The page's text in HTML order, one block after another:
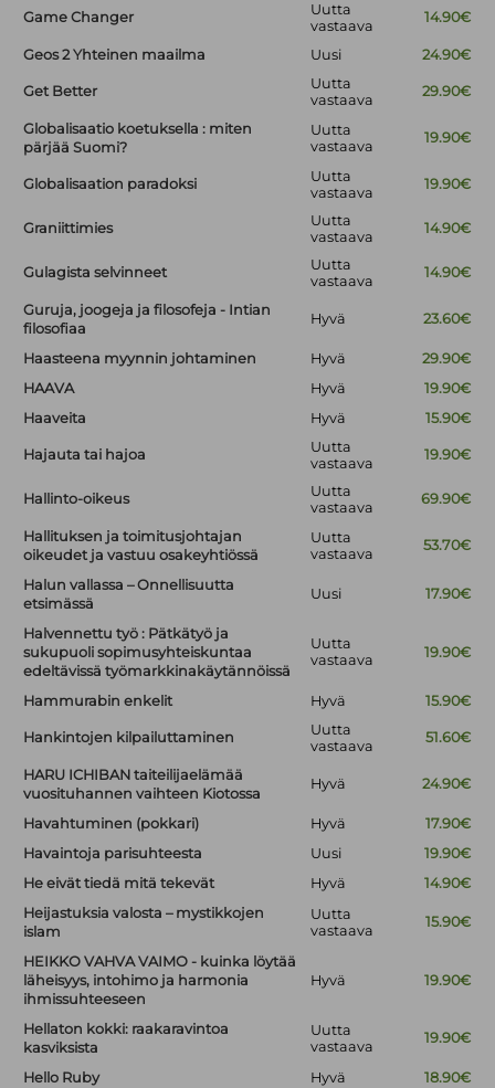
Game Changer
Uutta
vastaava
14.90€
Geos 2 Yhteinen maailma Uusi 24.90€
Get Better
Uutta
vastaava
29.90€
Globalisaatio koetuksella : miten
pärjää Suomi?
Uutta
vastaava
19.90€
Globalisaation paradoksi
Uutta
vastaava
19.90€
Graniittimies
Uutta
vastaava
14.90€
Gulagista selvinneet
Uutta
vastaava
14.90€
Guruja, joogeja ja filosofeja - Intian
filosofiaa
Hyvä 23.60€
Haasteena myynnin johtaminen Hyvä
29.90€
HAAVA
Hyvä
19.90€
Haaveita
Hyvä 15.90€
Hajauta tai hajoa
Uutta
vastaava
19.90€
Hallinto-oikeus
Uutta
vastaava
69.90€
Hallituksen ja toimitusjohtajan
oikeudet ja vastuu osakeyhtiössä
Uutta
vastaava
53.70€
Halun vallassa – Onnellisuutta
etsimässä
Uusi 17.90€
Halvennettu työ : Pätkätyö ja
sukupuoli sopimusyhteiskuntaa
edeltävissä työmarkkinakäytännöissä
Uutta
vastaava
19.90€
Hammurabin enkelit Hyvä 15.90€
Hankintojen kilpailuttaminen
Uutta
vastaava
51.60€
HARU ICHIBAN taiteilijaelämää
vuosituhannen vaihteen Kiotossa
Hyvä 24.90€
Havahtuminen (pokkari) Hyvä
17.90€
Havaintoja parisuhteesta
Uusi
19.90€
He eivät tiedä mitä tekevät
Hyvä
14.90€
Heijastuksia valosta – mystikkojen
islam
Uutta
vastaava
15.90€
HEIKKO VAHVA VAIMO - kuinka löytää
läheisyys, intohimo ja harmonia
ihmissuhteeseen
Hyvä 19.90€
Hellaton kokki: raakaravintoa
kasviksista
Uutta
vastaava
19.90€
Hello Ruby Hyvä 18.90€